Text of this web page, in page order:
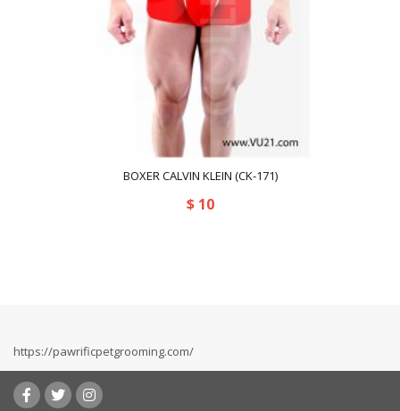
BOXER CALVIN KLEIN (CK-171)
$10
https://pawrificpetgrooming.com/